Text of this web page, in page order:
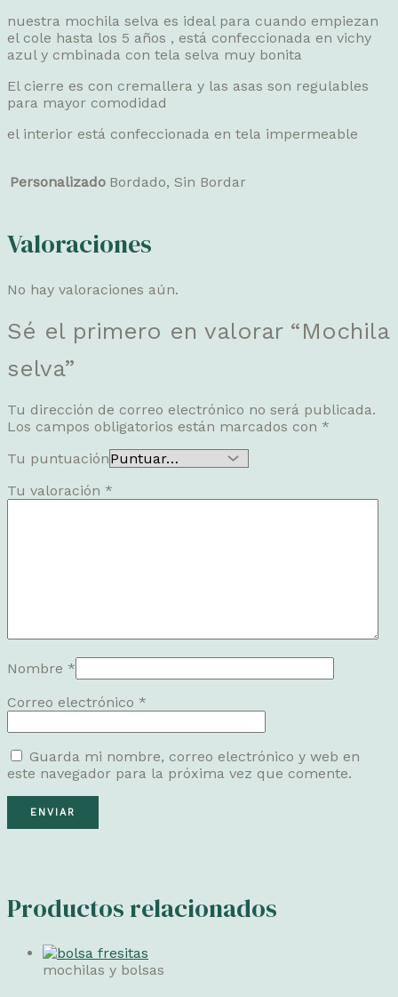
nuestra mochila selva es ideal para cuando empiezan
el cole hasta los 5 años , está confeccionada en vichy
azul y cmbinada con tela selva muy bonita
El cierre es con cremallera y las asas son regulables
para mayor comodidad
el interior está confeccionada en tela impermeable
Personalizado Bordado, Sin Bordar
Valoraciones
No hay valoraciones aún.
Sé el primero en valorar “Mochila
selva”
Tu dirección de correo electrónico no será publicada.
Los campos obligatorios están marcados con *
Tu puntuación
Tu valoración *
Nombre *
Correo electrónico *
Guarda mi nombre, correo electrónico y web en
este navegador para la próxima vez que comente.
Productos relacionados
mochilas y bolsas